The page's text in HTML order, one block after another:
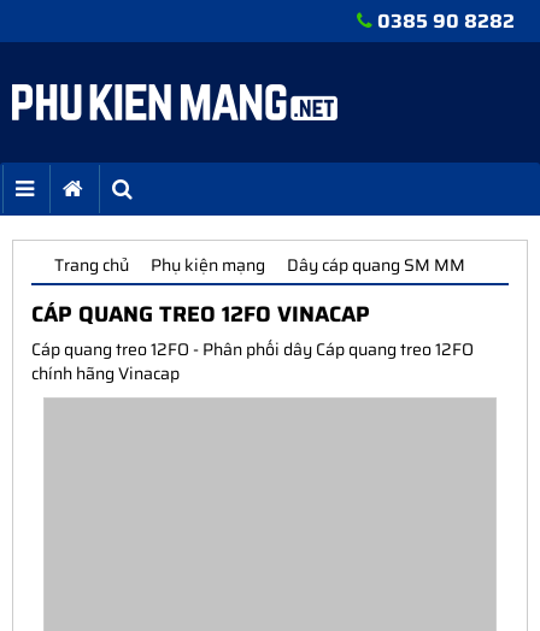
0385 90 8282
Trang chủ Phụ kiện mạng Dây cáp quang SM MM
CÁP QUANG TREO 12FO VINACAP
Cáp quang treo 12FO - Phân phối dây Cáp quang treo 12FO
chính hãng Vinacap